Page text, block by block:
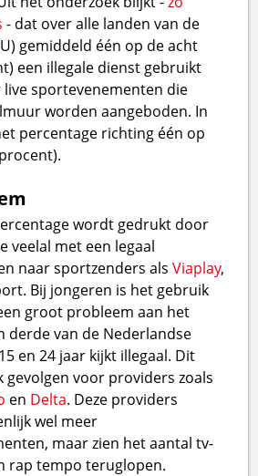
- dat over alle landen van de
gemiddeld één op de acht
een illegale dienst gebruikt
sportevenementen die
worden aangeboden. In
percentage richting één op
wordt gedrukt door
veelal met een legaal
naar sportzenders alsViaplay,
Bij jongeren is het gebruik
groot probleem aan het
derde van de Nederlandse
en 24 jaar kijkt illegaal. Dit
voor providers zoals
en Delta. Deze providers
wel meer
maar zien het aantal tv-
rap tempo teruglopen.